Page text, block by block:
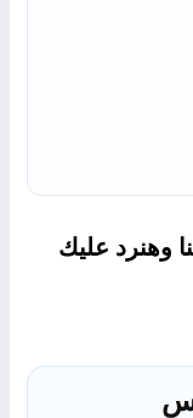
وهنرد عليك